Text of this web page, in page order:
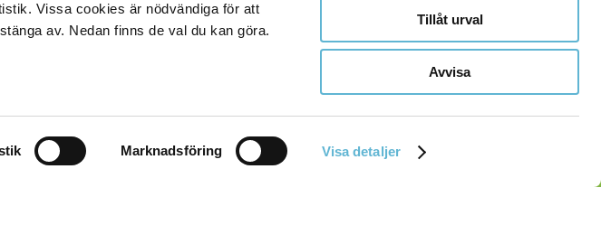
Vissa cookies är nödvändiga för att
av. Nedan finns de val du kan göra.
Marknadsföring Visa detaljer
Tillåt urval
Avvisa